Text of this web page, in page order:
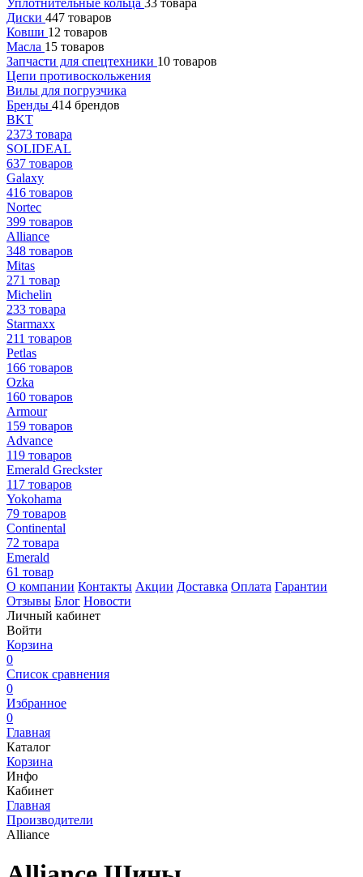
Уплотнительные кольца 33 товара
Диски 447 товаров
Ковши 12 товаров
Масла 15 товаров
Запчасти для спецтехники 10 товаров
Цепи противоскольжения
Вилы для погрузчика
Бренды 414 брендов
BKT
2373 товара
SOLIDEAL
637 товаров
Galaxy
416 товаров
Nortec
399 товаров
Alliance
348 товаров
Mitas
271 товар
Michelin
233 товара
Starmaxx
211 товаров
Petlas
166 товаров
Ozka
160 товаров
Armour
159 товаров
Advance
119 товаров
Emerald Greckster
117 товаров
Yokohama
79 товаров
Continental
72 товара
Emerald
61 товар
О компании Контакты Акции Доставка Оплата Гарантии
Отзывы Блог Новости
Личный кабинет
Войти
Корзина
0
Список сравнения
0
Избранное
0
Главная
Каталог
Корзина
Инфо
Кабинет
Главная
Производители
Alliance